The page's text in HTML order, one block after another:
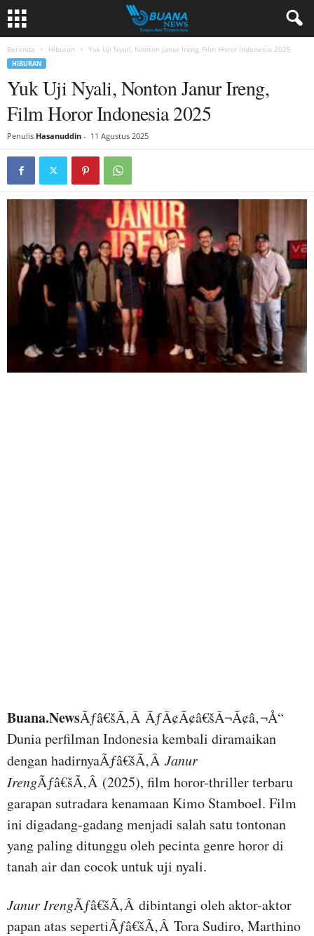
Beranda Hiburan Yuk Uji Nyali, Nonton Janur Ireng, Film Horor Indonesia 2025
HIBURAN
Yuk Uji Nyali, Nonton Janur Ireng,
Film Horor Indonesia 2025
Penulis Hasanuddin - 11 Agustus 2025
Buana.NewsÃƒâ€šÃ‚Â ÃƒÂ¢Ã¢â€šÂ¬Ã¢â‚¬Å“
Dunia perfilman Indonesia kembali diramaikan
dengan hadirnyaÃƒâ€šÃ‚Â Janur
IrengÃƒâ€šÃ‚Â (2025), film horor-thriller terbaru
garapan sutradara kenamaan Kimo Stamboel. Film
ini digadang-gadang menjadi salah satu tontonan
yang paling ditunggu oleh pecinta genre horor di
tanah air dan cocok untuk uji nyali.
Janur IrengÃƒâ€šÃ‚Â dibintangi oleh aktor-aktor
papan atas sepertiÃƒâ€šÃ‚Â Tora Sudiro, Marthino